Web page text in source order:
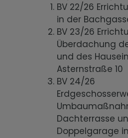
BV 22/26
in der
BV 23/26
Überdachung
und des
Asternstraße 10
BV 24/26
Dachterrasse
Doppelgarage